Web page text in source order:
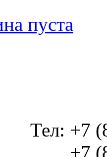
пуста
Тел: +7
+7